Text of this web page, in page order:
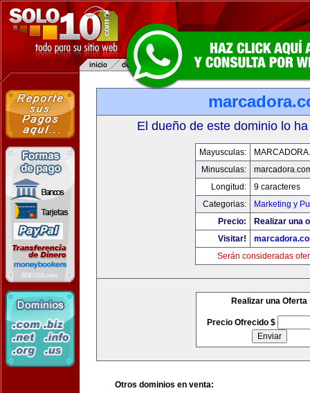
El dueño de este dominio lo
Mayusculas:
Minusculas:
Longitud:
9 caracteres
Categorias:
Marketing y
Precio:
Realizar una
Visitar!
Serán consideradas
Realizar una Oferta
Precio Ofrecido $
Otros dominios en venta: